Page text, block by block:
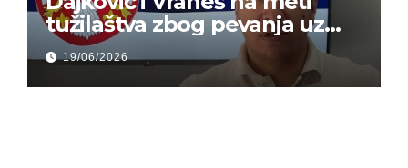
tužilaštva zbog pevanja uz
gusle
19/06/2026